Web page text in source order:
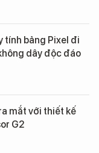
tính bảng Pixel đi
dây độc đáo
mắt với thiết kế
G2